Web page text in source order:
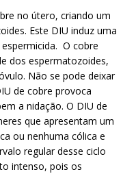
no útero, criando um
Este DIU induz uma
O cobre
dos espermatozoides,
Não se pode deixar
de cobre provoca
a nidação. O DIU de
que apresentam um
ou nenhuma cólica e
regular desse ciclo
intenso, pois os